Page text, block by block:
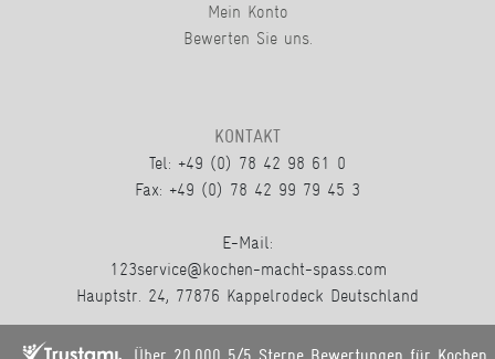
Mein Konto
Bewerten Sie uns.
KONTAKT
Tel: +49 (0) 78 42 98 61 0
Fax: +49 (0) 78 42 99 79 45 3
E-Mail:
123service@kochen-macht-spass.com
Hauptstr. 24, 77876 Kappelrodeck Deutschland